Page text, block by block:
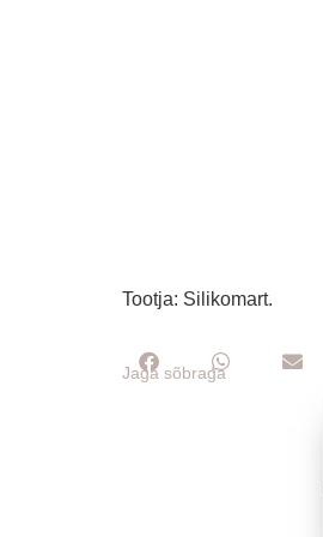
Tootja: Silikomart.
Jaga sõbraga